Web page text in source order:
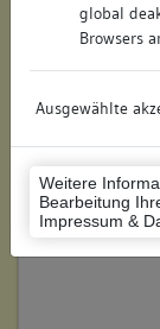
global
Browsers
Ausgewählte
Weitere
Bearbeitung
Impressum &
Historischer
Lage des